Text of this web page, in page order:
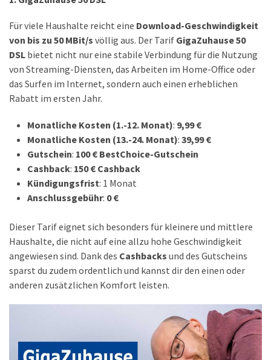
Für viele Haushalte reicht eine Download-Geschwindigkeit
von bis zu 50 MBit/s völlig aus. Der Tarif GigaZuhause 50
DSL bietet nicht nur eine stabile Verbindung für die Nutzung
von Streaming-Diensten, das Arbeiten im Home-Office oder
das Surfen im Internet, sondern auch einen erheblichen
Rabatt im ersten Jahr.
Monatliche Kosten (1.-12. Monat): 9,99 €
Monatliche Kosten (13.-24. Monat): 39,99 €
Gutschein: 100 € BestChoice-Gutschein
Cashback: 150 € Cashback
Kündigungsfrist: 1 Monat
Anschlussgebühr: 0 €
Dieser Tarif eignet sich besonders für kleinere und mittlere
Haushalte, die nicht auf eine allzu hohe Geschwindigkeit
angewiesen sind. Dank des Cashbacks und des Gutscheins
sparst du zudem ordentlich und kannst dir den einen oder
anderen zusätzlichen Komfort leisten.